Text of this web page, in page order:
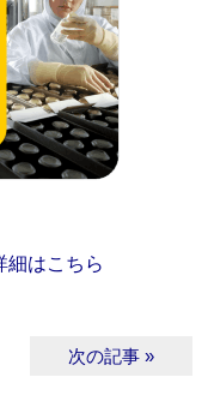
はこちら
次の記事 »